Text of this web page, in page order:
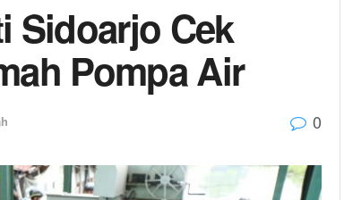
Sidoarjo Cek
Pompa Air
0